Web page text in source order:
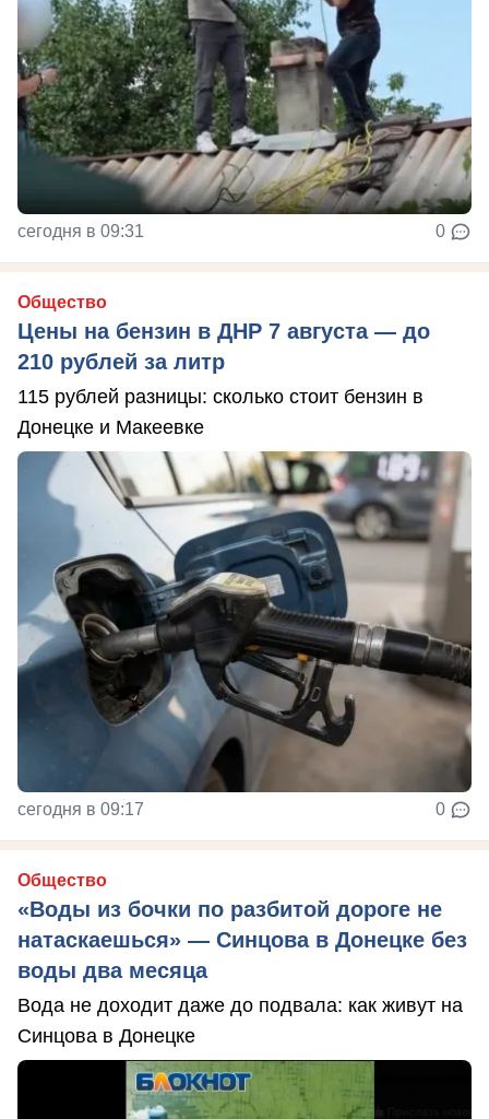
сегодня в 09:31 0
Общество
Цены на бензин в ДНР 7 августа — до
210 рублей за литр
115 рублей разницы: сколько стоит бензин в
Донецке и Макеевке
сегодня в 09:17 0
Общество
«Воды из бочки по разбитой дороге не
натаскаешься» — Синцова в Донецке без
воды два месяца
Вода не доходит даже до подвала: как живут на
Синцова в Донецке